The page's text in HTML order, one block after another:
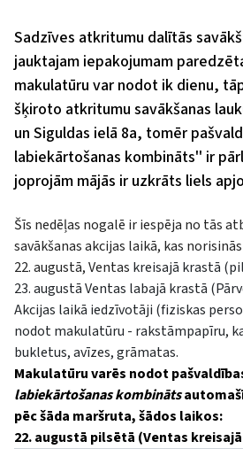
Sadzīves atkritumu dalītās
jauktajam iepakojumam
makulatūru var nodot ik dienu,
šķiroto atkritumu savākšanas
un Siguldas ielā 8a, tomēr
labiekārtošanas kombināts'' ir
joprojām mājās ir uzkrāts liels
Šīs nedēļas nogalē ir iespēja no tās
savākšanas akcijas laikā, kas
22. augustā, Ventas kreisajā krastā
23. augustā Ventas labajā krastā
Akcijas laikā iedzīvotāji (fiziskas
nodot makulatūru - rakstāmpapīru,
bukletus, avīzes, grāmatas.
Makulatūru varēs nodot
labiekārtošanas kombināts
pēc šāda maršruta, šādos laikos:
22. augustā pilsētā (Ventas